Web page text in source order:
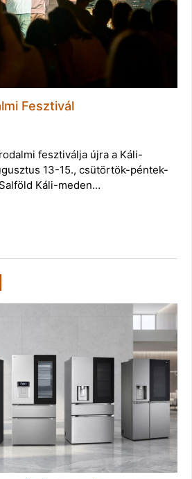
Fesztivál
fesztiválja újra a Káli-
13-15., csütörtök-péntek-
Káli-meden…